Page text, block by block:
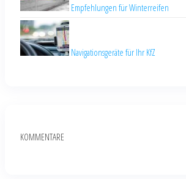
Empfehlungen für Winterreifen
Navigationsgeräte für Ihr KfZ
KOMMENTARE